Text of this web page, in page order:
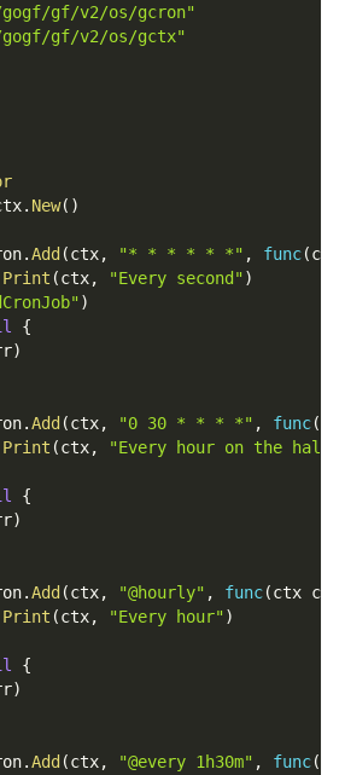
gogf/gf/v2/os/gcron"
gogf/gf/v2/os/gctx"
. New( )
.Add (ctx, "* * * * * *" , func(ctx
Print (ctx, "Every second")
)
{
)
.Add (ctx, "0 30 * * * *" , func(
Print (ctx,
"Every hour on the half
{
)
.Add (ctx, "@hourly" , func(ctx
Print (ctx, "Every hour")
{
)
.Add (ctx, "@every 1h30m" , func(